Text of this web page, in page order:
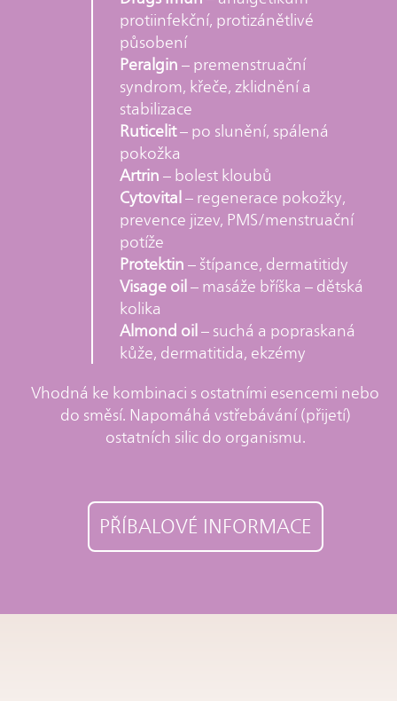
protiinfekční, protizánětlivé
působení
Peralgin – premenstruační
syndrom, křeče, zklidnění a
stabilizace
Ruticelit– po slunění, spálená
pokožka
Artrin – bolest kloubů
Cytovital – regenerace pokožky,
prevence jizev, PMS/menstruační
potíže
Protektin – štípance, dermatitidy
Visage oil – masáže bříška – dětská
kolika
Almond oil – suchá a popraskaná
kůže, dermatitida, ekzémy
Vhodná ke kombinaci s ostatními esencemi nebo
do směsí. Napomáhá vstřebávání (přijetí)
ostatních silic do organismu.
PŘÍBALOVÉ INFORMACE